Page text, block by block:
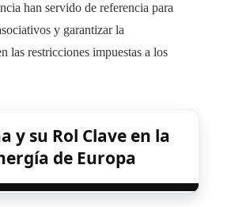
han servido de referencia para
y garantizar la
las restricciones impuestas a los
y su Rol Clave en la
de Europa